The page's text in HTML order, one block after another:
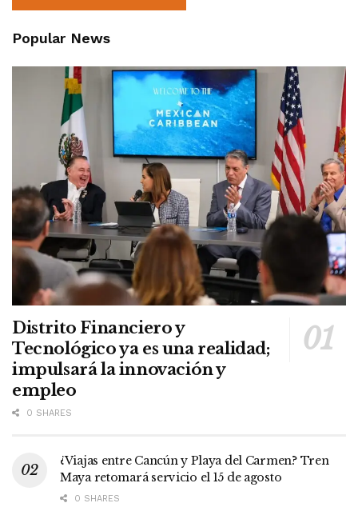
Popular News
Distrito Financiero y
Tecnológico ya es una realidad;
impulsará la innovación y
empleo
0 SHARES
¿Viajas entre Cancún y Playa del Carmen? Tren
Maya retomará servicio el 15 de agosto
0 SHARES